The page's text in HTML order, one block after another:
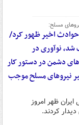
مسلح:
حوادث اخیر ظهور کرد/
نوآوری در
دشمن در دستور کار
نیروهای مسلح موجب
ظهر امروز
کردند.